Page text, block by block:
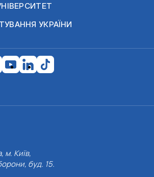
УКРАЇНИ
м. Київ,
буд. 15.